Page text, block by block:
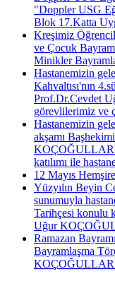
"Doppler USG
Blok 17.Katta
Kreşimiz
ve Çocuk
Minikler
Hastanemizin
Kahvaltısı'nın
Prof.Dr.Cevdet
görevlilerimiz ve
Hastanemizin
akşamı
KOÇOĞULLARI,
katılımı ile
12 Mayıs
Yüzyılın Beyin
sunumuyla
Tarihçesi konulu
Uğur
Ramazan
Bayramlaşma